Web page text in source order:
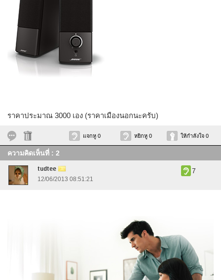
ราคาประมาณ 3000 เอง (ราคาเมืองนอกนะครับ)
แจกหู 0 หยิกหู 0 ให้กำลังใจ 0
ความคิดเห็นที่ : 2
tudtee
12/06/2013 08:51:21
7